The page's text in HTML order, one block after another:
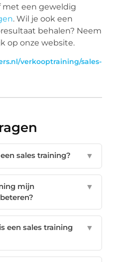
met een geweldig
. Wil je ook een
behalen? Neem
op onze website.
verkooptraining/sales-
sales training? ▼
mijn
▼
een sales training
▼